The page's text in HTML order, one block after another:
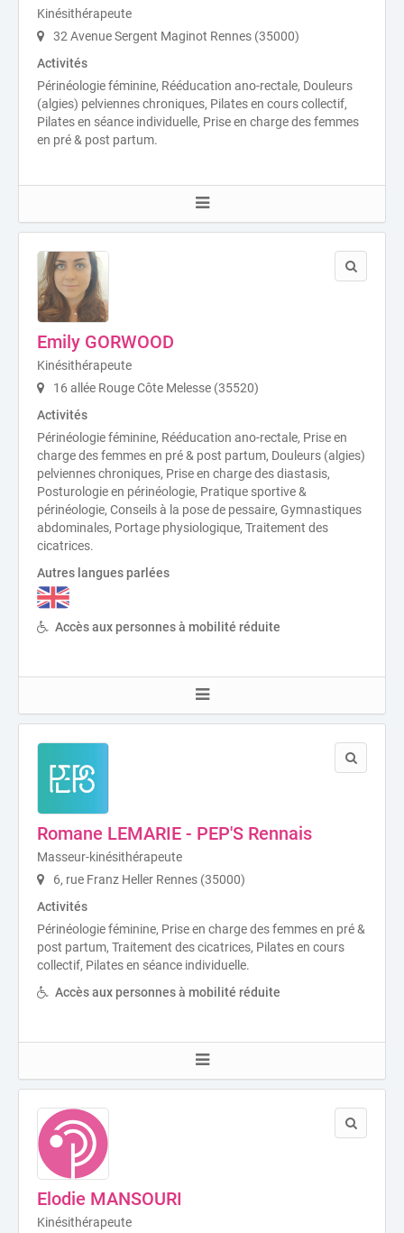
Kinésithérapeute
32 Avenue Sergent Maginot Rennes (35000)
Activités
Périnéologie féminine, Rééducation ano-rectale, Douleurs
(algies) pelviennes chroniques, Pilates en cours collectif,
Pilates en séance individuelle, Prise en charge des femmes
en pré & post partum.
Emily GORWOOD
Kinésithérapeute
16 allée Rouge Côte Melesse (35520)
Activités
Périnéologie féminine, Rééducation ano-rectale, Prise en
charge des femmes en pré & post partum, Douleurs (algies)
pelviennes chroniques, Prise en charge des diastasis,
Posturologie en périnéologie, Pratique sportive &
périnéologie, Conseils à la pose de pessaire, Gymnastiques
abdominales, Portage physiologique, Traitement des
cicatrices.
Autres langues parlées
Accès aux personnes à mobilité réduite
Romane LEMARIE - PEP'S Rennais
Masseur-kinésithérapeute
6, rue Franz Heller Rennes (35000)
Activités
Périnéologie féminine, Prise en charge des femmes en pré &
post partum, Traitement des cicatrices, Pilates en cours
collectif, Pilates en séance individuelle.
Accès aux personnes à mobilité réduite
Elodie MANSOURI
Kinésithérapeute